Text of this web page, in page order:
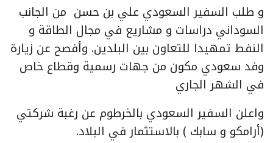
و طلب السفير السعودي علي بن حسن من الجانب
السوداني دراسات و مشاريع في مجال الطاقة و
النفط تمهيدا للتعاون بين البلدين. وأفصح عن زيارة
وفد سعودي مكون من جهات رسمية وقطاع خاص
في الشهر الجاري
واعلن السفير السعودي بالخرطوم عن رغبة شركتي
(أرامكو و سابك ) بالاستثمار في البلاد.